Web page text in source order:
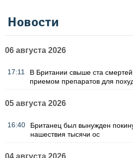
Новости
06 августа 2026
17:11
В Британии свыше ста смертей
приемом препаратов для
05 августа 2026
16:40
Британец был вынужден
нашествия тысячи ос
04 августа 2026